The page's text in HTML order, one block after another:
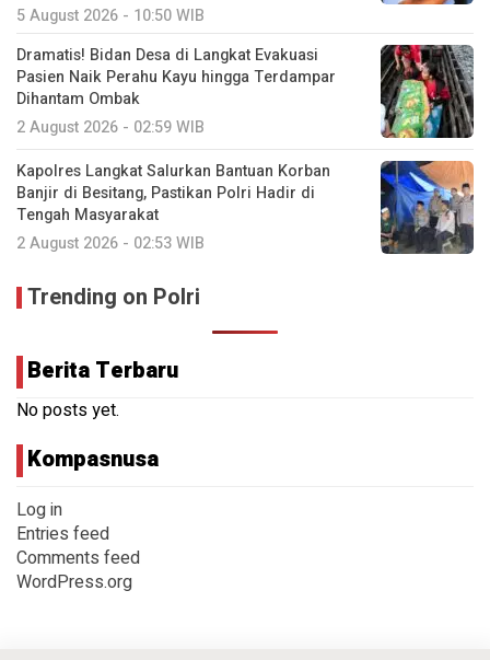
5 August 2026 - 10:50 WIB
Dramatis! Bidan Desa di Langkat Evakuasi
Pasien Naik Perahu Kayu hingga Terdampar
Dihantam Ombak
2 August 2026 - 02:59 WIB
Kapolres Langkat Salurkan Bantuan Korban
Banjir di Besitang, Pastikan Polri Hadir di
Tengah Masyarakat
2 August 2026 - 02:53 WIB
Trending on Polri
Berita Terbaru
No posts yet.
Kompasnusa
Log in
Entries feed
Comments feed
WordPress.org